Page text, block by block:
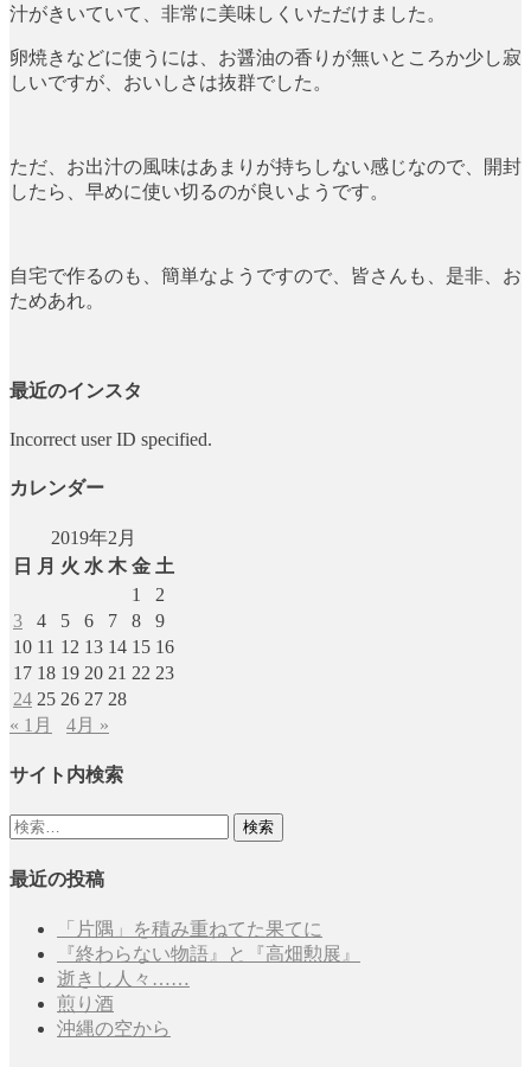
汁がきいていて、非常に美味しくいただけました。
卵焼きなどに使うには、お醤油の香りが無いところか少し寂
しいですが、おいしさは抜群でした。
ただ、お出汁の風味はあまりが持ちしない感じなので、開封
したら、早めに使い切るのが良いようです。
自宅で作るのも、簡単なようですので、皆さんも、是非、お
ためあれ。
最近のインスタ
Incorrect user ID specified.
カレンダー
2019年2月
日
月 火 水 木 金 土
1
2
3
4 5 6 7 8
9
10 11 12 13 14 15 16
17 18 19 20 21 22 23
24 25 26 27 28
« 1月
4月 »
サイト内検索
検
最近の投稿
「片隅」を積み重ねてた果てに
『終わらない物語』と『高畑勲展』
逝きし人々……
煎り酒
沖縄の空から